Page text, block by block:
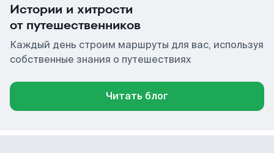
Истории и хитрости
от путешественников
Каждый день строим маршруты для вас, используя
собственные знания о путешествиях
Читать блог